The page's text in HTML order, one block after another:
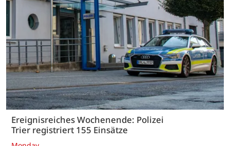
Ereignisreiches Wochenende: Polizei
Trier registriert 155 Einsätze